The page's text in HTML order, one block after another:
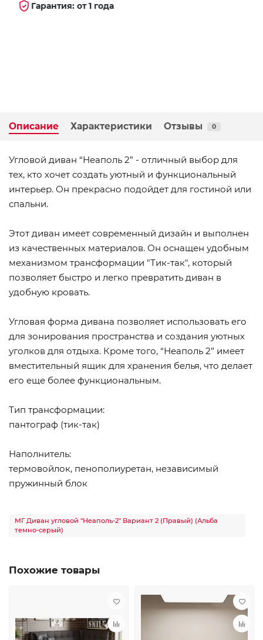
Гарантия: от 1 года
Описание Характеристики Отзывы 0
Угловой диван “Неаполь 2” - отличный выбор для
тех, кто хочет создать уютный и функциональный
интерьер. Он прекрасно подойдет для гостиной или
спальни.
Этот диван имеет современный дизайн и выполнен
из качественных материалов. Он оснащен удобным
механизмом трансформации "Тик-так", который
позволяет быстро и легко превратить диван в
удобную кровать.
Угловая форма дивана позволяет использовать его
для зонирования пространства и создания уютных
уголков для отдыха. Кроме того, “Неаполь 2” имеет
вместительный ящик для хранения белья, что делает
его еще более функциональным.
Тип трансформации:
пантограф (тик-так)
Наполнитель:
термовойлок, пенополиуретан, независимый
пружинный блок
МГ Диван угловой "Неаполь-2" Вариант 2 (Правый) (Альба
темно-серый)
Похожие товары